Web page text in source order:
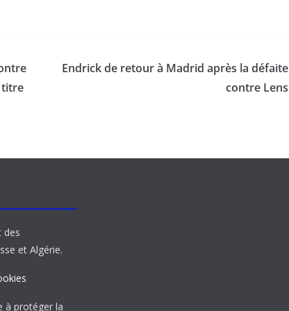
titre
Endrick de retour à Madrid après la défaite
contre Lens
des
et Algérie.
à protéger la